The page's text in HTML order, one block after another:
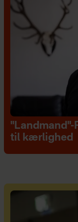
"Landmand"-
til kærlighed